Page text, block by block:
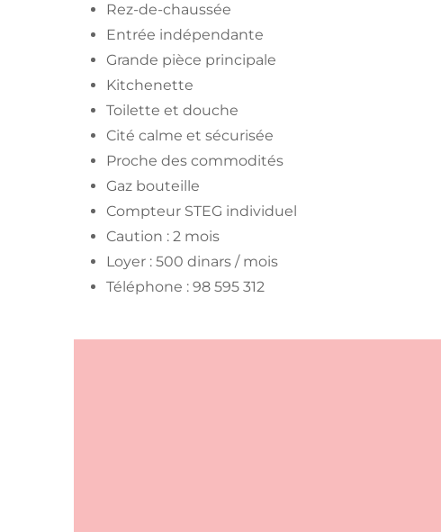
Rez-de-chaussée
Entrée indépendante
Grande pièce principale
Kitchenette
Toilette et douche
Cité calme et sécurisée
Proche des commodités
Gaz bouteille
Compteur STEG individuel
Caution : 2 mois
Loyer : 500 dinars / mois
Téléphone : 98 595 312